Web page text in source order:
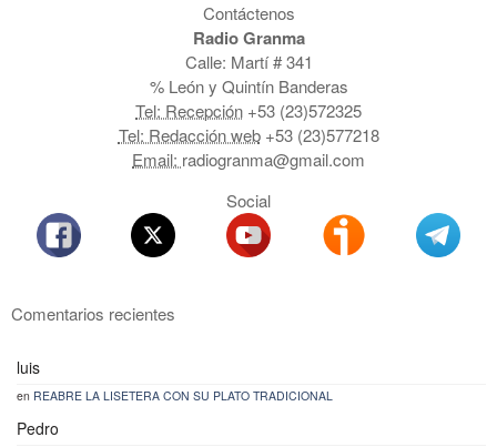
Contáctenos
Radio Granma
Calle: Martí # 341
% León y Quintín Banderas
Tel: Recepción +53 (23)572325
Tel: Redacción web+53 (23)577218
Email: radiogranma@gmail.com
Social
Comentarios recientes
luis
en REABRE LA LISETERA CON SU PLATO TRADICIONAL
Pedro